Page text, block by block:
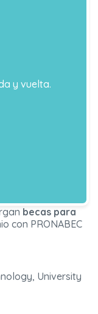
y vuelta.
becas para
con PRONABEC
University